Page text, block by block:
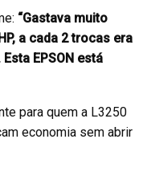
“Gastava muito
a cada 2 trocas era
EPSON está
para quem a L3250
economia sem abrir